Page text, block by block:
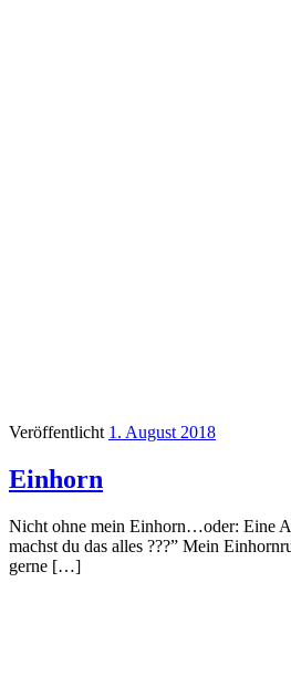
Veröffentlicht 1. August 2018
Einhorn
Nicht ohne mein Einhorn…oder: Eine
machst du das alles ???” Mein
gerne […]